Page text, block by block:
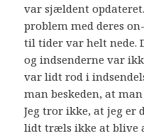
var sjældent
problem med deres
til tider var helt nede.
og indsenderne var
var lidt rod i
man beskeden, at
Jeg tror ikke, at jeg er
lidt træls ikke at blive